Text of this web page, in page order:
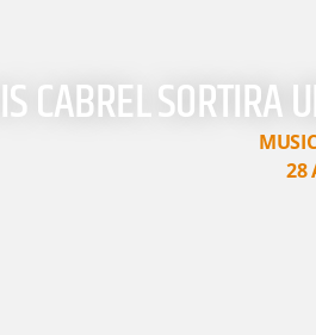
CABREL SORTIRA
28